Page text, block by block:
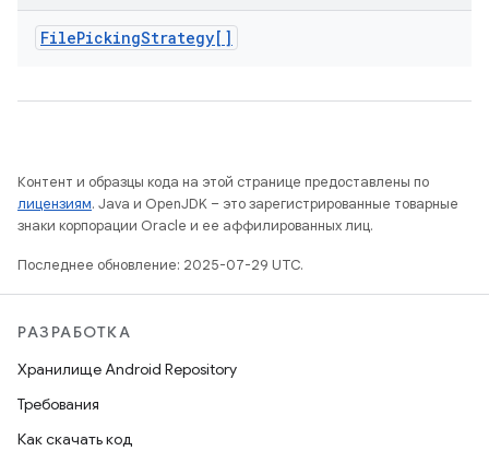
FilePickingStrategy[]
Контент и образцы кода на этой странице предоставлены по
лицензиям. Java и OpenJDK – это зарегистрированные товарные
знаки корпорации Oracle и ее аффилированных лиц.
Последнее обновление: 2025-07-29 UTC.
РАЗРАБОТКА
Хранилище Android Repository
Требования
Как скачать код